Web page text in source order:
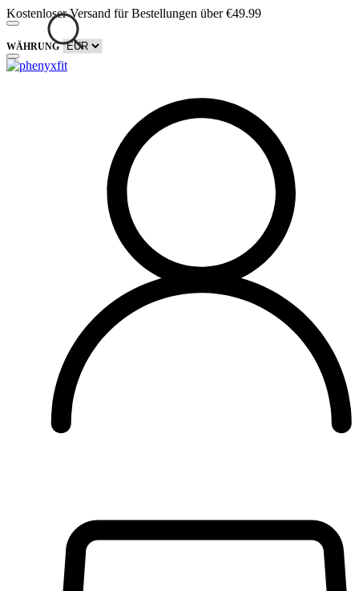
Kostenloser Versand für Bestellungen über €49.99
WÄHRUNG